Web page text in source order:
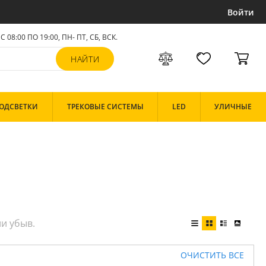
Войти
С 08:00 ПО 19:00, ПН- ПТ,СБ, ВСК.
ТРЕКОВЫЕ СИСТЕМЫ LED УЛИЧНЫЕ
ОЧИСТИТЬ ВСЕ